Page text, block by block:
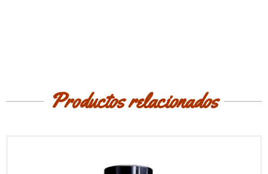
Productos relacionados